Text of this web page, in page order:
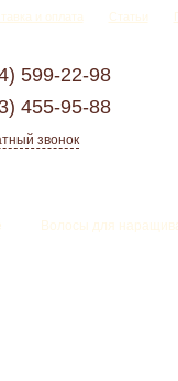
и оплата Статьи
599-22-98
455-95-88
звонок
Волосы для